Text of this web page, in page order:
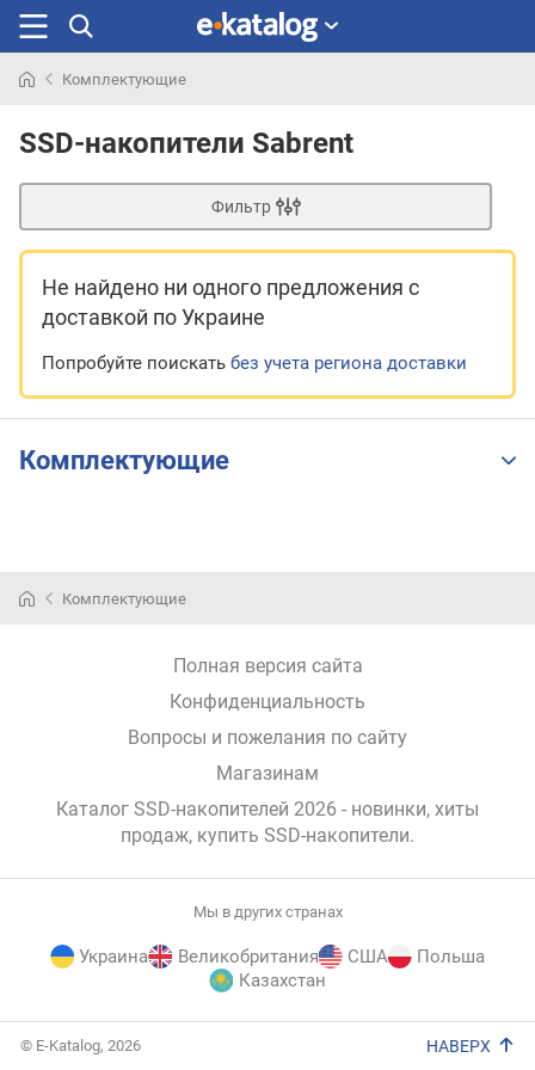
раньше
Комплектующие
SSD-накопители Sabrent
Фильтр
Не найдено ни одного предложения с
доставкой по Украине
Попробуйте поискать без учета региона доставки
Комплектующие
Комплектующие
Полная версия сайта
Конфиденциальность
Вопросы и пожелания по сайту
Магазинам
Каталог SSD-накопителей 2026 - новинки, хиты
продаж, купить SSD-накопители.
Мы в других странах
Украина Великобритания США
Польша
Казахстан
© E-Katalog, 2026 НАВЕРХ